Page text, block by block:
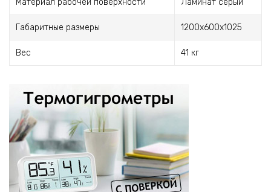
Материал рабочей поверхности Ламинат серый
Габаритные размеры 1200х600х1025
Вес 41 кг